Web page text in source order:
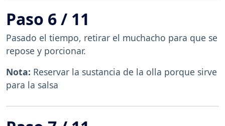
Paso 6 / 11
Pasado el tiempo, retirar el muchacho para que se
repose y porcionar.
Nota: Reservar la sustancia de la olla porque sirve
para la salsa